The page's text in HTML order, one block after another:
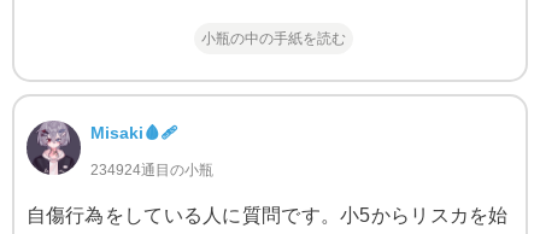
小瓶の中の手紙を読む
Misaki🩸🩹
234924通目の小瓶
自傷行為をしている人に質問です。小5からリスカを始